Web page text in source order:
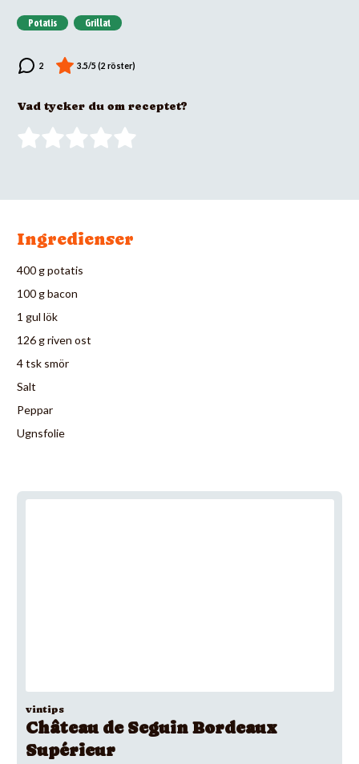
Potatis Grillat
Vad tycker du om receptet?
Ingredienser
400 g potatis
100 g bacon
1 gul lök
126 g riven ost
4 tsk smör
Salt
Peppar
Ugnsfolie
vintips
Château de Seguin Bordeaux
Supérieur